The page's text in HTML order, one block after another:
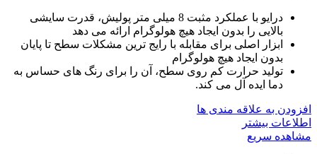
درایو با عملکرد مثبت 8 میلی متر پولیش، قدرت سایشی
بالایی را بدون ایجاد هیچ هولوگرام ارائه می دهد
ابزار اصلی برای مقابله با رایج ترین مشکلات سطح تا پایان
بدون ایجاد هیچ هولوگرام
تولید حرارت کم روی سطح، آن را برای رنگ های حساس به
دما ایده آل می کند.
افزودن به علاقه مندی ها
اطلاعات بیشتر
مشاهده سریع